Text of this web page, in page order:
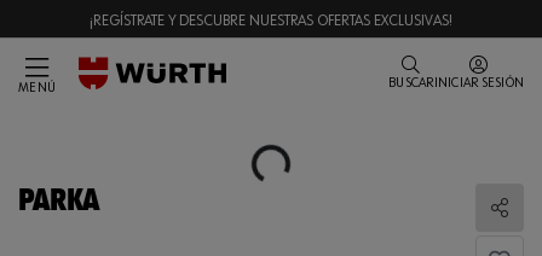
¡REGÍSTRATE Y DESCUBRE NUESTRAS OFERTAS EXCLUSIVAS!
MENÚ BUSCAR INICIAR SESIÓN
Loading...
PARKA